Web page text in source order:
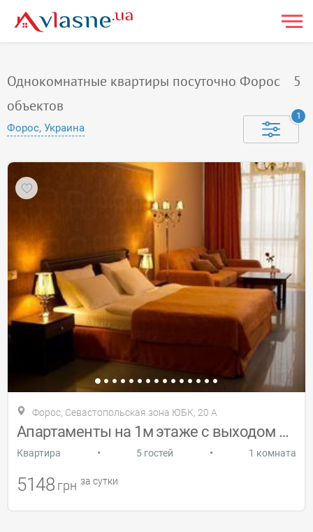
Однокомнатные квартиры посуточно Форос
5
объектов
Форос, Украина
1
Форос, Севастопольская зона ЮБК, 20 А
Апартаменты на 1м этаже с выходом к морю
Квартира • 5 гостей • 1 комната
5148 грн за сутки